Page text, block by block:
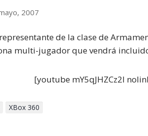
2007
de la clase de
multi-jugador que vendrá
[youtube mY5qJHZCz2I
XBox 360